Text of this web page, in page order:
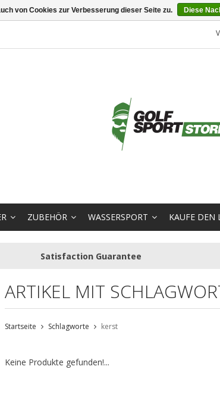
ZUBEHÖR WASSERSPORT KAUFE DEN
Satisfaction Guarantee
ARTIKEL MIT
Startseite Schlagworte kerst
Keine Produkte gefunden!...
von Cookies zur Verbesserung dieser Seite zu. Diese